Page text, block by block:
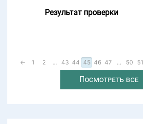
Результат проверки
← 1 2 ... 43 44 45 46 47 ... 50 51
Посмотреть все